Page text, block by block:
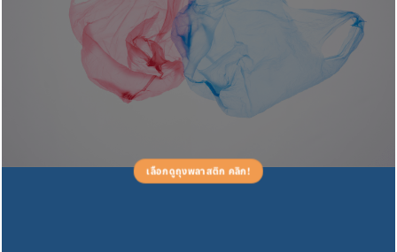
เลือกดูถุงพลาสติก คลิก!